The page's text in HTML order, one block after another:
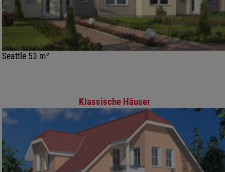
Seattle 53 m²
Klassische Häuser